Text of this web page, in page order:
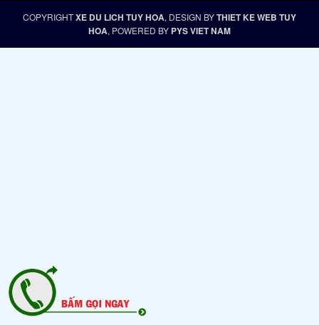
COPYRIGHTXE DU LICH TUY HOA, DESIGN BYTHIET KE WEB TUY
HOA, POWERED BY PYS VIET NAM